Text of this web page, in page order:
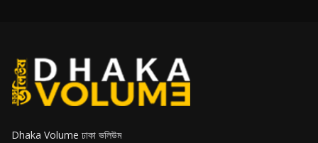
Dhaka Volume ঢাকা ভলিউম